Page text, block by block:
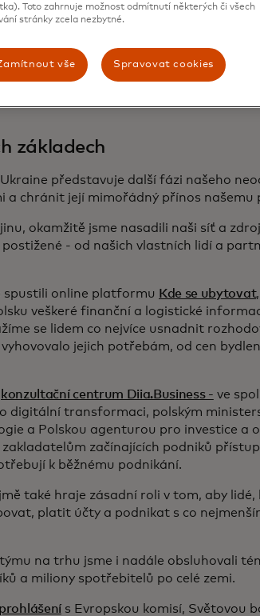
Electronic KYC,Neofin ,
příštích šesti měsíců získají tyto
navazování kontaktů a grantům ve
Vytvářet digitální řešení, která budou
začleňování na Ukrajině.
základech
představuje další fázi našeho
a chránit její mimořádný přínos našemu
okamžitě jsme nasadili naši síť a
- od našich vlastních lidí a
spustili online platformu Kde se ubytovat
veškeré finanční a logistické
se lidem co nejvíce usnadnit
jejich potřebám, od cen
konzultační centrum Diia.Business - ve
digitální transformaci, polským
a Polskou agenturou pro investice a
začínajících podniků
k běžnému podnikání.
také hraje zásadní roli v tom, aby lidé,
platit účty a podnikat s co
na trhu jsme i nadále obsluhovali
a miliony spotřebitelů po celé zemi.
s Evropskou komisí, Světovou
Toto zahrnuje možnost odmítnutí některých či všech
stránky zcela nezbytné.
vše Spravovat cookies